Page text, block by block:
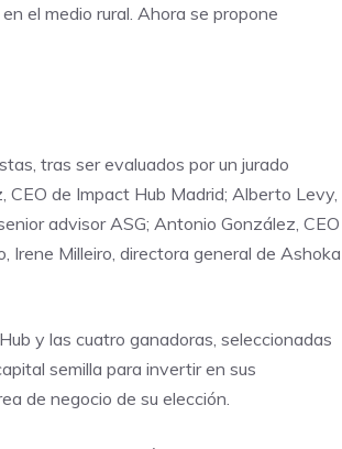
el medio rural. Ahora se propone
tras ser evaluados por un jurado
de Impact Hub Madrid; Alberto Levy,
advisor ASG; Antonio González, CEO
Irene Milleiro, directora general de Ashoka
y las cuatro ganadoras, seleccionadas
semilla para invertir en sus
de negocio de su elección.